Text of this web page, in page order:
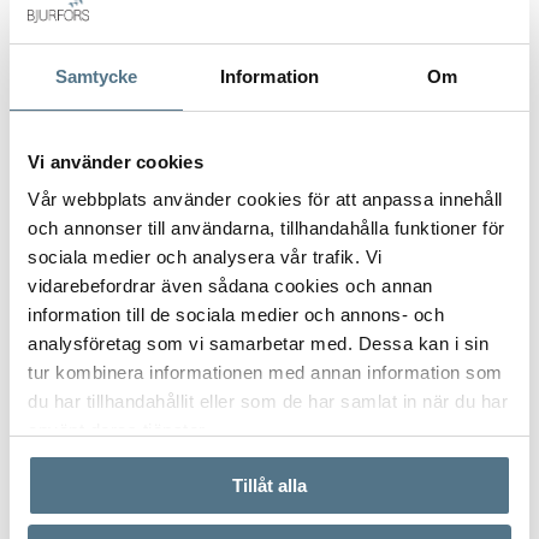
Samtycke Information Om
Vi använder cookies
Vår webbplats använder cookies för att anpassa innehåll
och annonser till användarna, tillhandahålla funktioner för
sociala medier och analysera vår trafik. Vi
vidarebefordrar även sådana cookies och annan
information till de sociala medier och annons- och
analysföretag som vi samarbetar med. Dessa kan i sin
tur kombinera informationen med annan information som
du har tillhandahållit eller som de har samlat in när du har
Tillåt alla
flera naturliga platser för avkoppling och umgänge. Njut av
morgonkaffet i solen, långa sommarmiddagar med familjen
eller stilla kvällar där solen sakta sjunker ner i havet.
efter år.
Hättan är en av Bohusläns dolda pärlor, en liten och
uppskattad skärgårdsö belägen mellan Tjörn och fastlandet.
Ön präglas av sin historia, sina vackra miljöer och sitt lugna
tempo. Här finns den unika kombinationen av avskildhet och
gemenskap som gör skärgårdslivet så speciellt. Ett sällsynt
tillfälle att förvärva en fastighet på en plats som få känner till
men som ingen glömmer.
Varmt välkommen att uppleva Hättan på plats.
PLANRITNING
VISA INNEHÅLL
FAKTA OM BOSTADEN
VISA INNEHÅLL
OM TJÖRN
VISA INNEHÅLL
KARTA
VISA INNEHÅLL